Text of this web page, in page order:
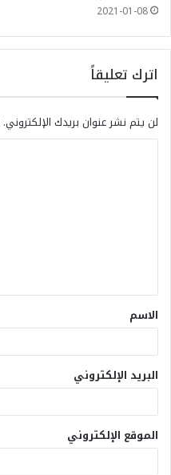
2021-01-08
اترك تعليقاً
لن يتم نشر عنوان بريدك الإلكتروني.
الاسم
البريد الإلكتروني
الموقع الإلكتروني